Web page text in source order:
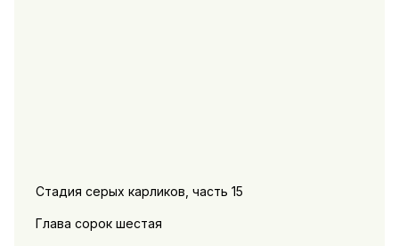
Стадия серых карликов, часть 15
Глава сорок шестая